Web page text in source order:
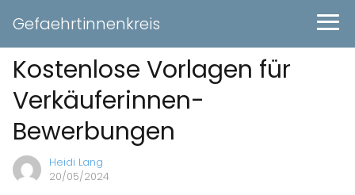
Gefaehrtinnenkreis
Kostenlose Vorlagen für
Verkäuferinnen-
Bewerbungen
Heidi Lang
20/05/2024